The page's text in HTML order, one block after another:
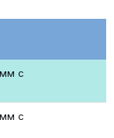
с
с